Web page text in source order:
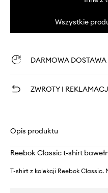
Wszystkie
DARMOWA DOSTAWA
ZWROTY I
Opis produktu
Reebok Classic t-shirt
T-shirt z kolekcji Reebok